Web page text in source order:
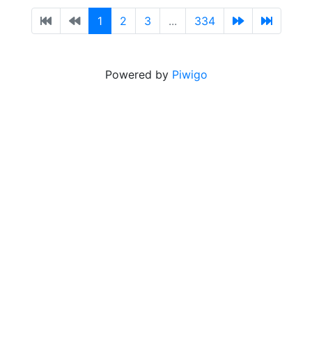
1 2 3 ... 334
Powered by Piwigo